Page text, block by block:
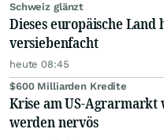
Schweiz glänzt
Dieses europäische Land
versiebenfacht
heute 08:45
$600 Milliarden Kredite
Krise am US-Agrarmarkt
werden nervös